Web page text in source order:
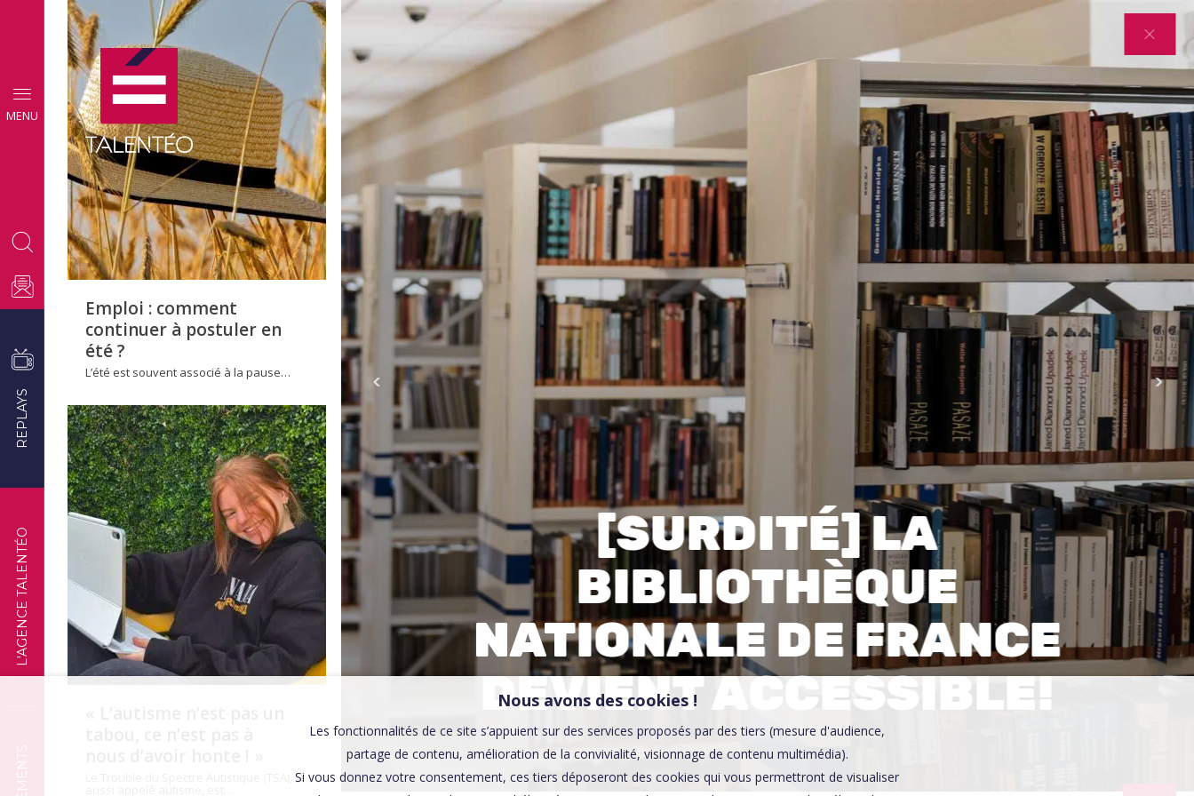
MENU
L'AGENCE TALENTÉO
REPLAYS
CONSEILS
EMPLOI
Emploi : comment
continuer à postuler en
été ?
L’été est souvent associé à la pause…
TÉMOIGNAGES
[SURDITÉ] LA
BIBLIOTHÈQUE
NATIONALE DE FRANCE
DEVIENT ACCESSIBLE!
Affaires sensibles
Nous avons des cookies !
Les fonctionnalités de ce site s’appuient sur des services proposés par des tiers (mesure d'audience,
partage de contenu, amélioration de la convivialité, visionnage de contenu multimédia).
Si vous donnez votre consentement, ces tiers déposeront des cookies qui vous permettront de visualiser